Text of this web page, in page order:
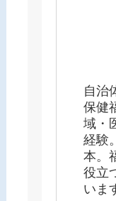
自治
保健
域・
経験
本。
役立
いま